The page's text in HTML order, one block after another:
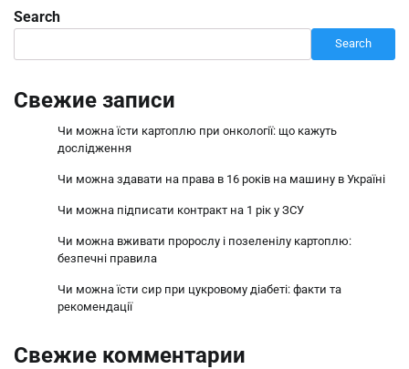
Search
Search
Свежие записи
Чи можна їсти картоплю при онкології: що кажуть
дослідження
Чи можна здавати на права в 16 років на машину в Україні
Чи можна підписати контракт на 1 рік у ЗСУ
Чи можна вживати пророслу і позеленілу картоплю:
безпечні правила
Чи можна їсти сир при цукровому діабеті: факти та
рекомендації
Свежие комментарии